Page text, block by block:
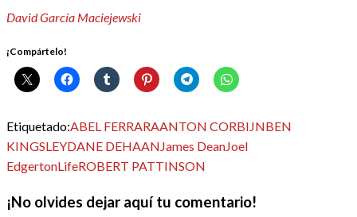
David García Maciejewski
¡Compártelo!
Etiquetado:ABEL FERRARAANTON CORBIJNBEN
KINGSLEYDANE DEHAANJames DeanJoel
EdgertonLifeROBERT PATTINSON
¡No olvides dejar aquí tu comentario!